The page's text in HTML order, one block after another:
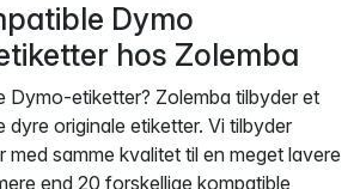
Dymo
hos Zolemba
Dymo-etiketter? Zolemba tilbyder et
dyre originale etiketter. Vi tilbyder
med samme kvalitet til en meget lavere
end 20 forskellige kompatible